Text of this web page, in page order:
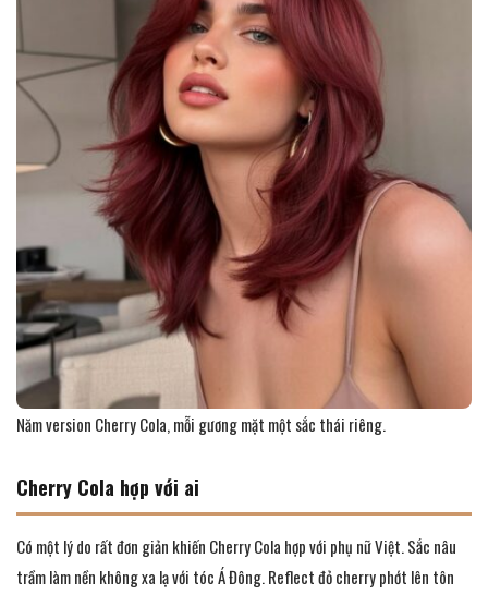
Năm version Cherry Cola, mỗi gương mặt một sắc thái riêng.
Cherry Cola hợp với ai
Có một lý do rất đơn giản khiến Cherry Cola hợp với phụ nữ Việt. Sắc nâu
trầm làm nền không xa lạ với tóc Á Đông. Reflect đỏ cherry phớt lên tôn